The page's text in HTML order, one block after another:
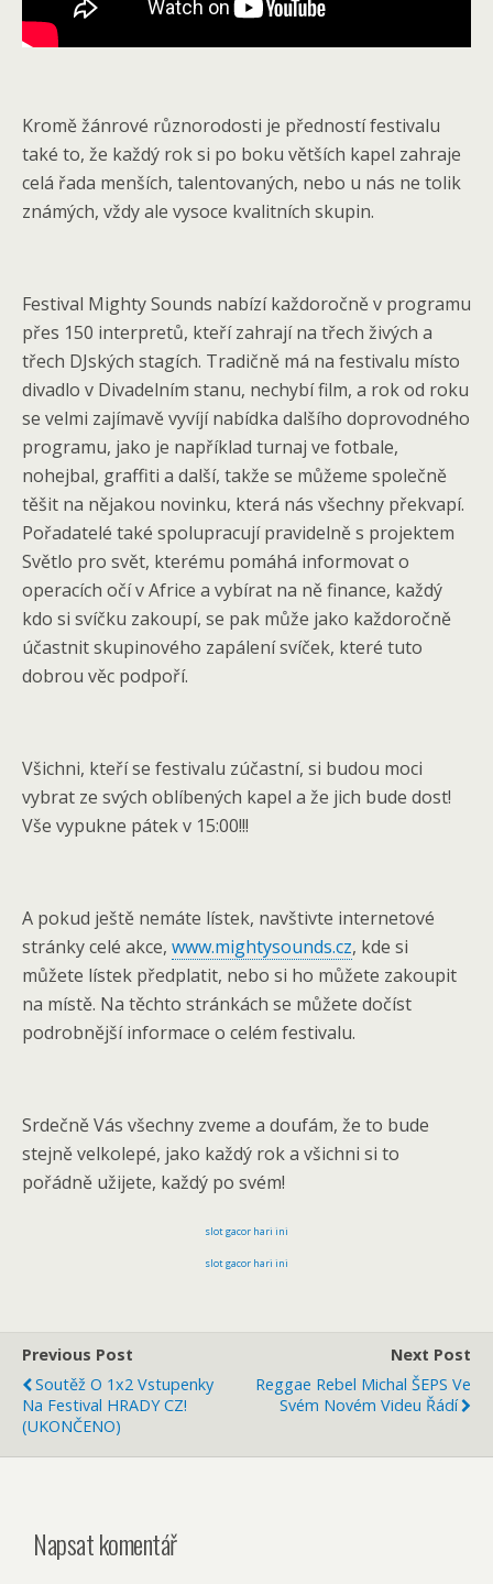
Kromě žánrové různorodosti je předností festivalu
také to, že každý rok si po boku větších kapel zahraje
celá řada menších, talentovaných, nebo u nás ne tolik
známých, vždy ale vysoce kvalitních skupin.
Festival Mighty Sounds nabízí každoročně v programu
přes 150 interpretů, kteří zahrají na třech živých a
třech DJských stagích. Tradičně má na festivalu místo
divadlo v Divadelním stanu, nechybí film, a rok od roku
se velmi zajímavě vyvíjí nabídka dalšího doprovodného
programu, jako je například turnaj ve fotbale,
nohejbal, graffiti a další, takže se můžeme společně
těšit na nějakou novinku, která nás všechny překvapí.
Pořadatelé také spolupracují pravidelně s projektem
Světlo pro svět, kterému pomáhá informovat o
operacích očí v Africe a vybírat na ně finance, každý
kdo si svíčku zakoupí, se pak může jako každoročně
účastnit skupinového zapálení svíček, které tuto
dobrou věc podpoří.
Všichni, kteří se festivalu zúčastní, si budou moci
vybrat ze svých oblíbených kapel a že jich bude dost!
Vše vypukne pátek v 15:00!!!
A pokud ještě nemáte lístek, navštivte internetové
stránky celé akce, www.mightysounds.cz, kde si
můžete lístek předplatit, nebo si ho můžete zakoupit
na místě. Na těchto stránkách se můžete dočíst
podrobnější informace o celém festivalu.
Srdečně Vás všechny zveme a doufám, že to bude
stejně velkolepé, jako každý rok a všichni si to
pořádně užijete, každý po svém!
slot gacor hari ini
slot gacor hari ini
Previous Post
Soutěž O 1x2 Vstupenky
Na Festival HRADY CZ!
(UKONČENO)
Next Post
Reggae Rebel Michal ŠEPS Ve
Svém Novém Videu Řádí
Napsat komentář